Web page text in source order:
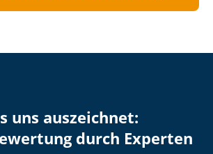
uns auszeichnet:
durch Experten